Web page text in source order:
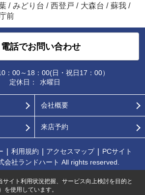
/ みどり台 / 西登戸 / 大森台 / 蘇我 /
前
電話でお問い合わせ
：00～18：00(日・祝日17：00）
定休日：
水曜日
会社概要
来店予約
利用規約 アクセスマップ
PCサイト
会社ランドハート All rights reserved.
サイト利用状況把握、サービス向上検討を目的と
を使用しています。